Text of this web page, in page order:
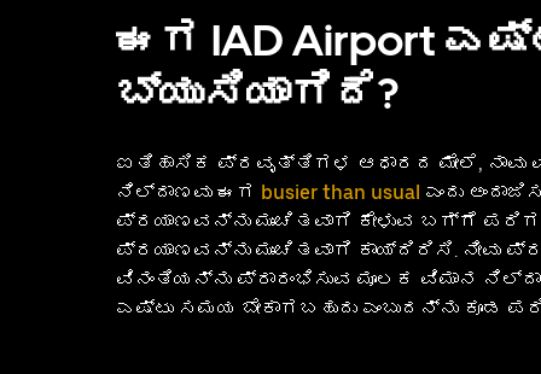
ಈಗ IAD Airport
ಬ್ಯುಸಿಯಾಗಿದೆ?
ಐತಿಹಾಸಿಕ ಪ್ರವೃತ್ತಿಗಳ ಆಧಾರದ ಮೇಲೆ, ನಾವು
ನಿಲ್ದಾಣವು ಈಗ busier than usual ಎಂದು
ಪ್ರಯಾಣವನ್ನು ಮುಂಚಿತವಾಗಿ ಕೇಳುವ ಬಗ್ಗೆ
ಪ್ರಯಾಣವನ್ನು ಮುಂಚಿತವಾಗಿ ಕಾಯ್ದಿರಿಸಿ. ನೀವು
ವಿನಂತಿಯನ್ನು ಪ್ರಾರಂಭಿಸುವ ಮೂಲಕ ವಿಮಾನ
ಎಷ್ಟು ಸಮಯ ಬೇಕಾಗಬಹುದು ಎಂಬುದನ್ನು ಕೂಡ